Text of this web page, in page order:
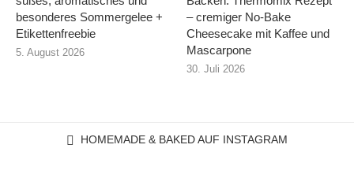
besonderes Sommergelee +
Etikettenfreebie
5. August 2026
– cremiger No-Bake
Cheesecake mit Kaffee und
Mascarpone
30. Juli 2026
HOMEMADE & BAKED AUF INSTAGRAM